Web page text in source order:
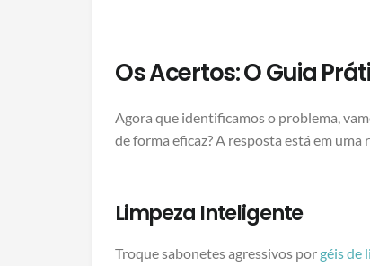
Os Acertos: O Guia
Agora que identificamos o problema,
de forma eficaz? A resposta está em
Limpeza Inteligente
Troque sabonetes agressivos porgéis de